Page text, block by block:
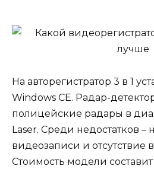
На авторегистратор 3 в 1
Windows CE. Радар-
полицейские радары в
Laser. Среди недостатков –
видеозаписи и отсутствие
Стоимость модели